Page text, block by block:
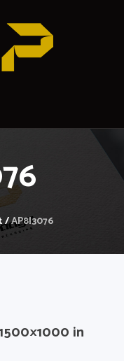
/AP8I3076
in